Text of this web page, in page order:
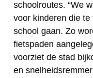
schoolroutes. “We
voor kinderen die
school gaan. Zo
fietspaden
voorziet de stad
en